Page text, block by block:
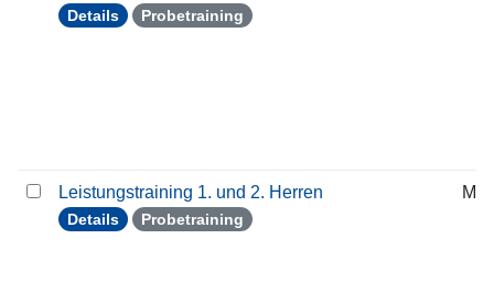
Details Probetraining
Leistungstraining 1. und 2. Herren
Details Probetraining